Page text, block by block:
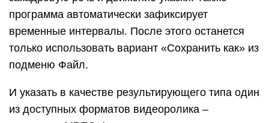
Демонстрация
Для демонстрации перейдите в «Показ
слайдов». Нажав на кнопку «С начала»,
на «С текущего слайда» — с того, который в
данный момент открыт на экране.